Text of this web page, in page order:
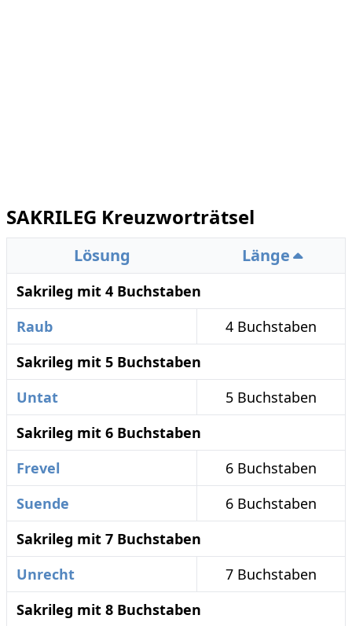
SAKRILEG Kreuzworträtsel
Lösung Länge
Sakrileg mit 4 Buchstaben
Raub
4 Buchstaben
Sakrileg mit 5 Buchstaben
Untat
5 Buchstaben
Sakrileg mit 6 Buchstaben
Frevel
6 Buchstaben
Suende
6 Buchstaben
Sakrileg mit 7 Buchstaben
Unrecht
7 Buchstaben
Sakrileg mit 8 Buchstaben